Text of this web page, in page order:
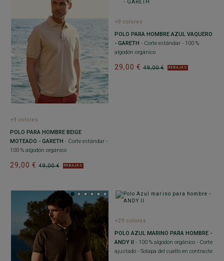
+9 colores
POLO PARA HOMBRE BEIGE
MOTEADO - GARETH - Corte estándar -
100 % algodón orgánico
49,00 €
29,00 € REBAJAS
+9 colores
POLO PARA HOMBRE AZUL VAQUERO
- GARETH - Corte estándar - 100 %
algodón orgánico
49,00 €
29,00 € REBAJAS
+29 colores
POLO AZUL MARINO PARA HOMBRE -
ANDY II - 100 % algodón orgánico - Corte
ajustado - Solapa del cuello en contraste